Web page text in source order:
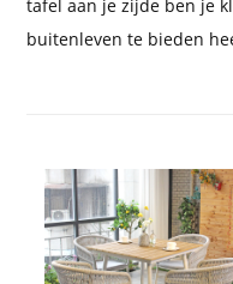
tafel aan je zijde ben je
buitenleven te bieden